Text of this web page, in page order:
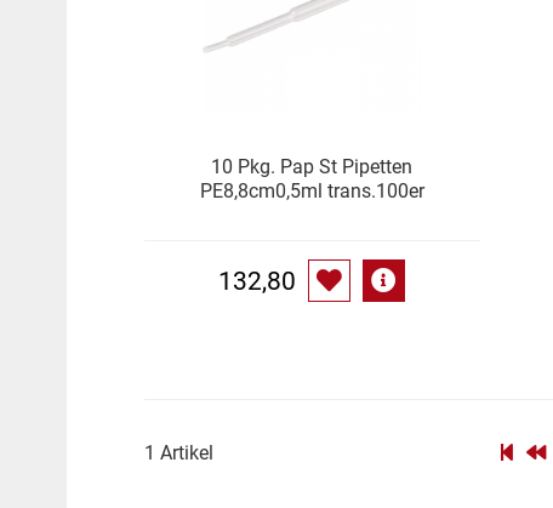
10 Pkg. Pap St Pipetten
PE8,8cm0,5ml trans.100er
132,80
1 Artikel